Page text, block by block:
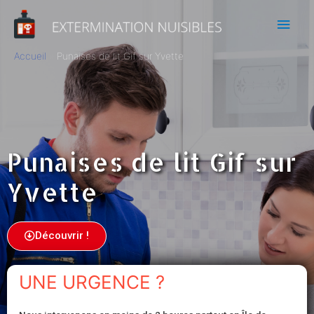
Accueil Punaises de lit Gif sur Yvette
Punaises de lit Gif sur
Yvette
Découvrir !
UNE URGENCE ?